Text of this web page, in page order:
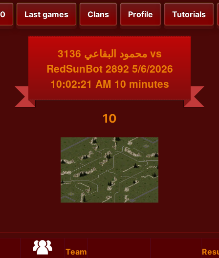
Last games Clans Profile Tutorials
محمود البقاعي 3136 vs
RedSunBot 2892 5/6/2026
10:02:21 AM 10 minutes
10
Team